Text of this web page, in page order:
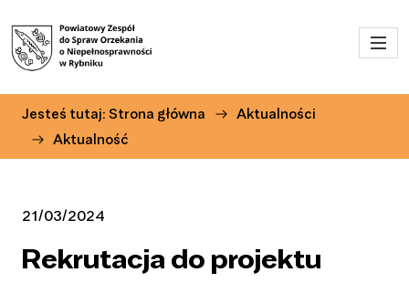
Przejdź do treści
Jesteś tutaj: Strona główna
Aktualności
Aktualność
21/03/2024
Rekrutacja do projektu